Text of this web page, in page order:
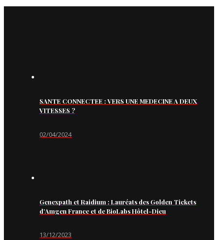
SANTE CONNECTEE : VERS UNE MEDECINE A DEUX
VITESSES ?
02/04/2024
Genexpath et Raidium : Lauréats des Golden Tickets
d’Amgen France et de BioLabs Hôtel-Dieu
13/12/2023